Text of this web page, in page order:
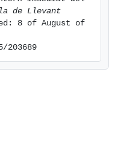
de Llevant
8 of August of